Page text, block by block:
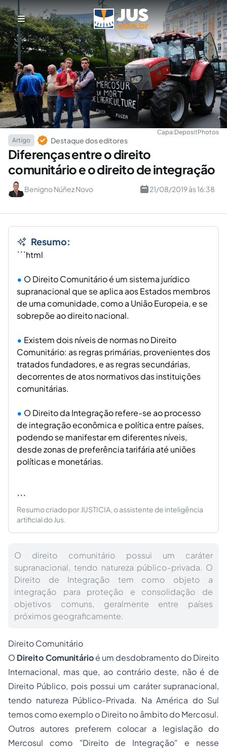
Capa:DepositPhotos
Artigo
Destaque dos editores
Diferenças entre o direito
comunitário e o direito de integração
Benigno Núñez Novo 21/08/2019 às 16:38
Resumo:
```html
O Direito Comunitário é um sistema jurídico
supranacional que se aplica aos Estados membros
de uma comunidade, como a União Europeia, e se
sobrepõe ao direito nacional.
Existem dois níveis de normas no Direito
Comunitário: as regras primárias, provenientes dos
tratados fundadores, e as regras secundárias,
decorrentes de atos normativos das instituições
comunitárias.
O Direito da Integração refere-se ao processo
de integração econômica e política entre países,
podendo se manifestar em diferentes níveis,
desde zonas de preferência tarifária até uniões
políticas e monetárias.
```
Resumo criado por JUSTICIA, o assistente de inteligência
artificial do Jus.
O direito comunitário possui um caráter
supranacional, tendo natureza público-privada. O
Direito de Integração tem como objeto a
integração para proteção e consolidação de
objetivos comuns, geralmente entre países
próximos geograficamente.
Direito Comunitário
O Direito Comunitárioé um desdobramento do Direito
Internacional, mas que, ao contrário deste, não é de
Direito Público, pois possui um caráter supranacional,
tendo natureza Público-Privada. Na América do Sul
temos como exemplo o Direito no âmbito do Mercosul.
Outros autores preferem colocar a legislação do
Mercosul como "Direito de Integração" e nesse